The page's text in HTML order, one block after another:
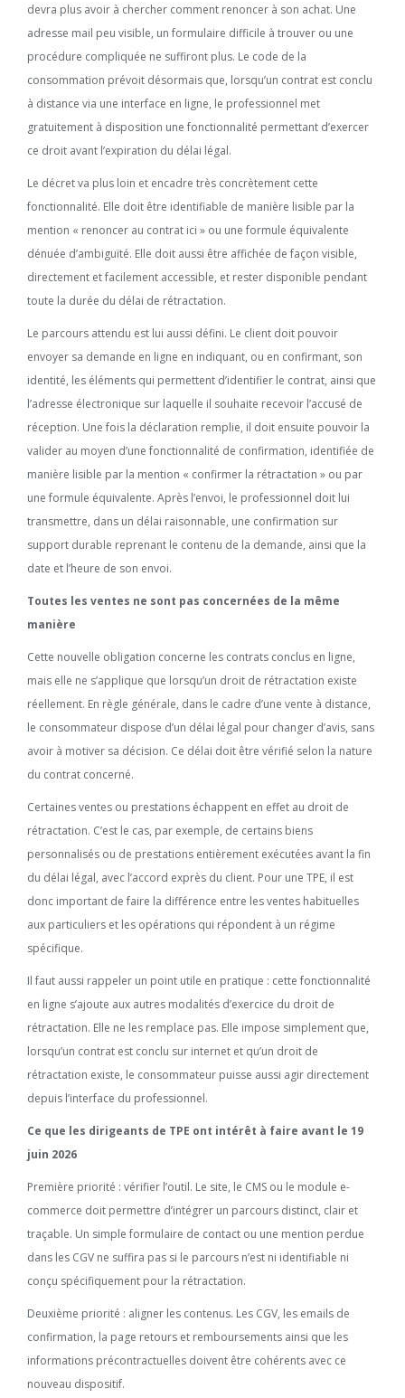
devra plus avoir à chercher comment renoncer à son achat. Une
adresse mail peu visible, un formulaire difficile à trouver ou une
procédure compliquée ne suffiront plus. Le code de la
consommation prévoit désormais que, lorsqu’un contrat est conclu
à distance via une interface en ligne, le professionnel met
gratuitement à disposition une fonctionnalité permettant d’exercer
ce droit avant l’expiration du délai légal.
Le décret va plus loin et encadre très concrètement cette
fonctionnalité. Elle doit être identifiable de manière lisible par la
mention « renoncer au contrat ici » ou une formule équivalente
dénuée d’ambiguïté. Elle doit aussi être affichée de façon visible,
directement et facilement accessible, et rester disponible pendant
toute la durée du délai de rétractation.
Le parcours attendu est lui aussi défini. Le client doit pouvoir
envoyer sa demande en ligne en indiquant, ou en confirmant, son
identité, les éléments qui permettent d’identifier le contrat, ainsi que
l’adresse électronique sur laquelle il souhaite recevoir l’accusé de
réception. Une fois la déclaration remplie, il doit ensuite pouvoir la
valider au moyen d’une fonctionnalité de confirmation, identifiée de
manière lisible par la mention « confirmer la rétractation » ou par
une formule équivalente. Après l’envoi, le professionnel doit lui
transmettre, dans un délai raisonnable, une confirmation sur
support durable reprenant le contenu de la demande, ainsi que la
date et l’heure de son envoi.
Toutes les ventes ne sont pas concernées de la même
manière
Cette nouvelle obligation concerne les contrats conclus en ligne,
mais elle ne s’applique que lorsqu’un droit de rétractation existe
réellement. En règle générale, dans le cadre d’une vente à distance,
le consommateur dispose d’un délai légal pour changer d’avis, sans
avoir à motiver sa décision. Ce délai doit être vérifié selon la nature
du contrat concerné.
Certaines ventes ou prestations échappent en effet au droit de
rétractation. C’est le cas, par exemple, de certains biens
personnalisés ou de prestations entièrement exécutées avant la fin
du délai légal, avec l’accord exprès du client. Pour une TPE, il est
donc important de faire la différence entre les ventes habituelles
aux particuliers et les opérations qui répondent à un régime
spécifique.
Il faut aussi rappeler un point utile en pratique : cette fonctionnalité
en ligne s’ajoute aux autres modalités d’exercice du droit de
rétractation. Elle ne les remplace pas. Elle impose simplement que,
lorsqu’un contrat est conclu sur internet et qu’un droit de
rétractation existe, le consommateur puisse aussi agir directement
depuis l’interface du professionnel.
Ce que les dirigeants de TPE ont intérêt à faire avant le 19
juin 2026
Première priorité : vérifier l’outil. Le site, le CMS ou le module e-
commerce doit permettre d’intégrer un parcours distinct, clair et
traçable. Un simple formulaire de contact ou une mention perdue
dans les CGV ne suffira pas si le parcours n’est ni identifiable ni
conçu spécifiquement pour la rétractation.
Deuxième priorité : aligner les contenus. Les CGV, les emails de
confirmation, la page retours et remboursements ainsi que les
informations précontractuelles doivent être cohérents avec ce
nouveau dispositif.